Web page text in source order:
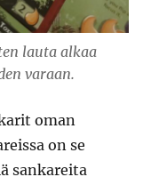
lauta alkaa
varaan.
oman
on se
sankareita